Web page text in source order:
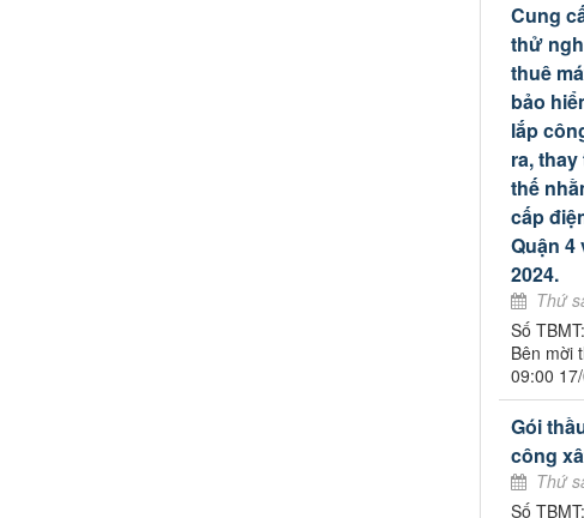
Cung
thử
thuê
bảo
lắp
ra,
thế
cấp
Quận 4
2024.
Thứ
Số
Bên mời
09:00
Gói
công
Thứ
Số